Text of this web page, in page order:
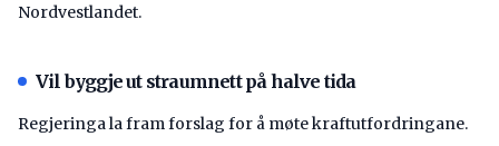
Nordvestlandet.
Vil byggje ut straumnett på halve tida
Regjeringa la fram forslag for å møte kraftutfordringane.